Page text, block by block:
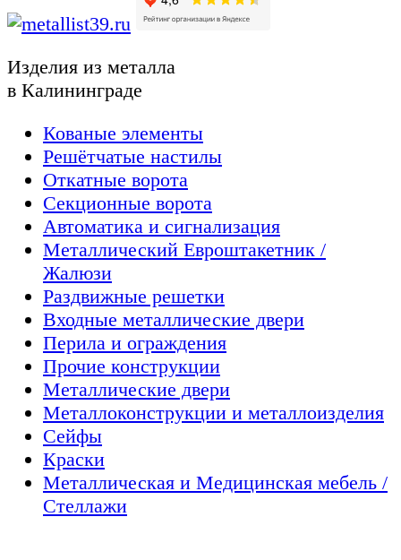
Изделия из металла
в Калининграде
Кованые элементы
Решётчатые настилы
Откатные ворота
Секционные ворота
Автоматика и сигнализация
Металлический Евроштакетник /
Жалюзи
Раздвижные решетки
Входные металлические двери
Перила и ограждения
Прочие конструкции
Металлические двери
Металлоконструкции и металлоизделия
Сейфы
Краски
Металлическая и Медицинская мебель /
Стеллажи